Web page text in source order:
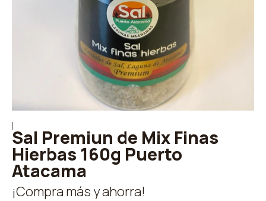
Sal Premiun de Mix Finas
Hierbas 160g Puerto
Atacama
¡Compra más y ahorra!